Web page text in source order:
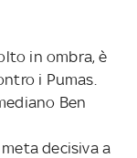
in ombra, è
i Pumas.
Ben
decisiva a